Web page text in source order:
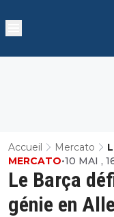
Accueil Mercato
Le Barça
génie en
MERCATO•10 MAI ,